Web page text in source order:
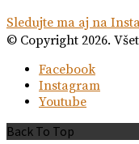
Sledujte ma aj na
© Copyright 2026.
Facebook
Instagram
Youtube
Back To Top